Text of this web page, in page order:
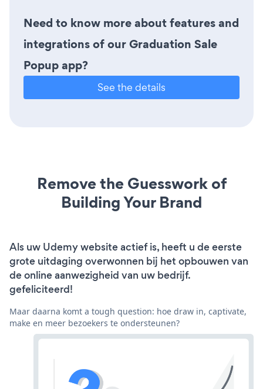
Need to know more about features and
integrations of our Graduation Sale
Popup app?
See the details
Remove the Guesswork of
Building Your Brand
Als uw Udemy website actief is, heeft u de eerste
grote uitdaging overwonnen bij het opbouwen van
de online aanwezigheid van uw bedrijf.
gefeliciteerd!
Maar daarna komt a tough question: hoe draw in, captivate,
make en meer bezoekers te ondersteunen?